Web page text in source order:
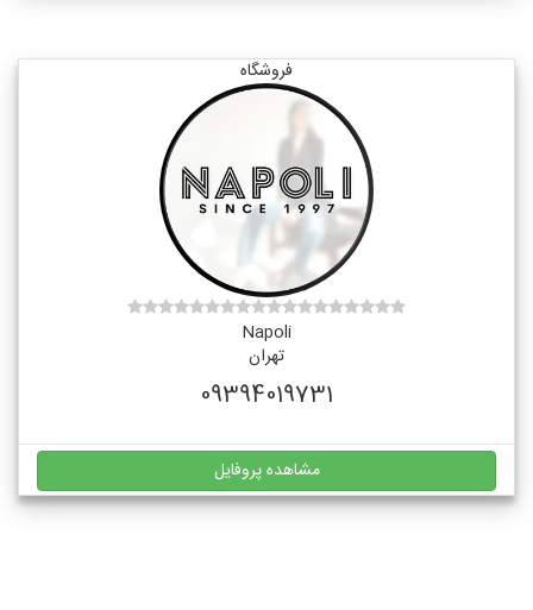
فروشگاه
Napoli
تهران
09394019731
مشاهده پروفایل